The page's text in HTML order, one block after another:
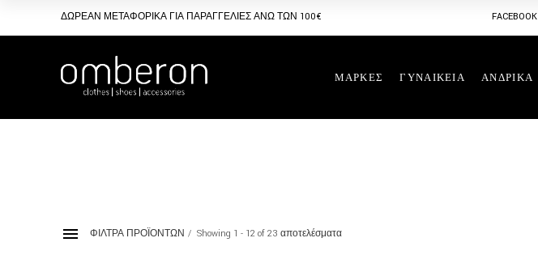
the
ΔΩΡΕΑΝ ΜΕΤΑΦΟΡΙΚΑ ΓΙΑ ΠΑΡΑΓΓΕΛΙΕΣ ΑΝΩ ΤΩΝ 100€ FACEBOOK
ΜΑΡΚΕΣ ΓΥΝΑΙΚΕΙΑ ΑΝΔΡΙΚΑ
ΦΙΛΤΡΑ ΠΡΟΪΟΝΤΩΝ Showing 1 - 12 of 23 αποτελέσματα